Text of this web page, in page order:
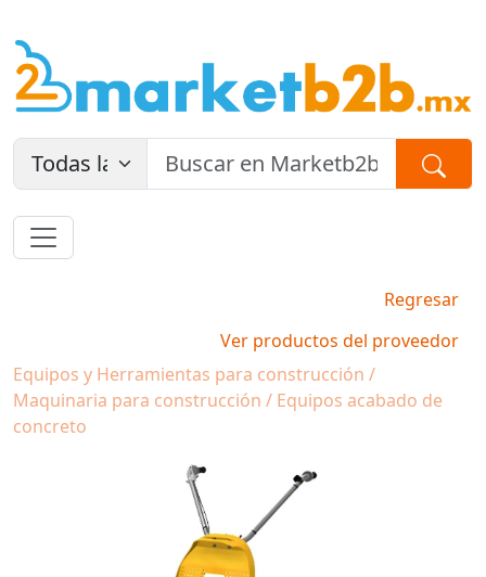
Regresar
Ver productos del proveedor
Equipos y Herramientas para construcción /
Maquinaria para construcción / Equipos acabado de
concreto